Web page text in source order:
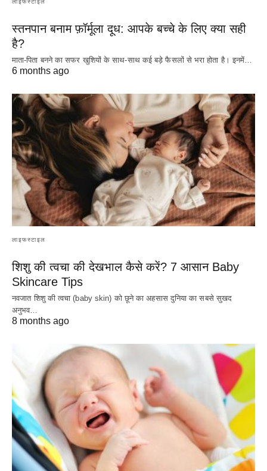
लाइफस्टाइल
स्तनपान बनाम फ़ॉर्मूला दूध: आपके बच्चे के लिए क्या सही
है?
माता-पिता बनने का सफर खुशियों के साथ-साथ कई बड़े फैसलों से भरा होता है। इनमें…
6 months ago
लाइफस्टाइल
शिशु की त्वचा की देखभाल कैसे करें? 7 आसान Baby
Skincare Tips
नवजात शिशु की त्वचा (baby skin) को छूने का अहसास दुनिया का सबसे सुखद
अनुभव…
8 months ago